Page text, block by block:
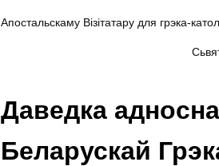
Апостальскаму Візітатару для грэка-
Даведка
Беларускай